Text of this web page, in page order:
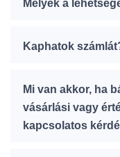
Melyek a
Kaphatok
Mi van akkor, ha
vásárlási vagy
kapcsolatos